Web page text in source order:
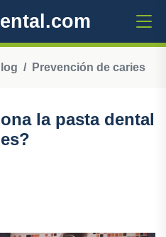
Prevención de caries
la pasta dental